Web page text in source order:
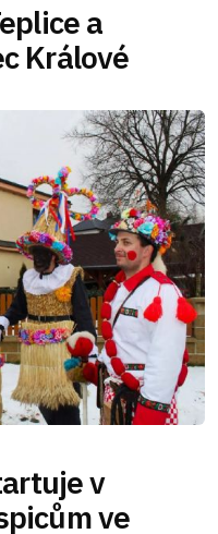
a
Králové
v
ve